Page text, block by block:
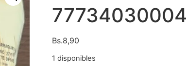
Bs.8,90
1 disponibles